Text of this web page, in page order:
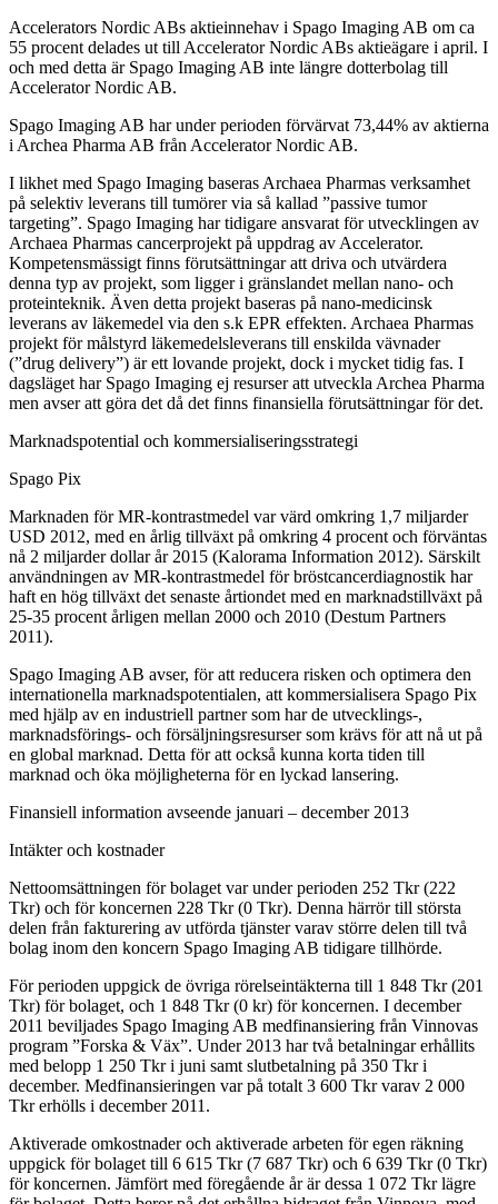
Accelerators Nordic ABs aktieinnehav i Spago Imaging AB om ca
55 procent delades ut till Accelerator Nordic ABs aktieägare i april. I
och med detta är Spago Imaging AB inte längre dotterbolag till
Accelerator Nordic AB.
Spago Imaging AB har under perioden förvärvat 73,44% av aktierna
i Archea Pharma AB från Accelerator Nordic AB.
I likhet med Spago Imaging baseras Archaea Pharmas verksamhet
på selektiv leverans till tumörer via så kallad ”passive tumor
targeting”. Spago Imaging har tidigare ansvarat för utvecklingen av
Archaea Pharmas cancerprojekt på uppdrag av Accelerator.
Kompetensmässigt finns förutsättningar att driva och utvärdera
denna typ av projekt, som ligger i gränslandet mellan nano- och
proteinteknik. Även detta projekt baseras på nano-medicinsk
leverans av läkemedel via den s.k EPR effekten. Archaea Pharmas
projekt för målstyrd läkemedelsleverans till enskilda vävnader
(”drug delivery”) är ett lovande projekt, dock i mycket tidig fas. I
dagsläget har Spago Imaging ej resurser att utveckla Archea Pharma
men avser att göra det då det finns finansiella förutsättningar för det.
Marknadspotential och kommersialiseringsstrategi
Spago Pix
Marknaden för MR-kontrastmedel var värd omkring 1,7 miljarder
USD 2012, med en årlig tillväxt på omkring 4 procent och förväntas
nå 2 miljarder dollar år 2015 (Kalorama Information 2012). Särskilt
användningen av MR-kontrastmedel för bröstcancerdiagnostik har
haft en hög tillväxt det senaste årtiondet med en marknadstillväxt på
25-35 procent årligen mellan 2000 och 2010 (Destum Partners
2011).
Spago Imaging AB avser, för att reducera risken och optimera den
internationella marknadspotentialen, att kommersialisera Spago Pix
med hjälp av en industriell partner som har de utvecklings-,
marknadsförings- och försäljningsresurser som krävs för att nå ut på
en global marknad. Detta för att också kunna korta tiden till
marknad och öka möjligheterna för en lyckad lansering.
Finansiell information avseende januari – december 2013
Intäkter och kostnader
Nettoomsättningen för bolaget var under perioden 252 Tkr (222
Tkr) och för koncernen 228 Tkr (0 Tkr). Denna härrör till största
delen från fakturering av utförda tjänster varav större delen till två
bolag inom den koncern Spago Imaging AB tidigare tillhörde.
För perioden uppgick de övriga rörelseintäkterna till 1 848 Tkr (201
Tkr) för bolaget, och 1 848 Tkr (0 kr) för koncernen. I december
2011 beviljades Spago Imaging AB medfinansiering från Vinnovas
program ”Forska & Väx”. Under 2013 har två betalningar erhållits
med belopp 1 250 Tkr i juni samt slutbetalning på 350 Tkr i
december. Medfinansieringen var på totalt 3 600 Tkr varav 2 000
Tkr erhölls i december 2011.
Aktiverade omkostnader och aktiverade arbeten för egen räkning
uppgick för bolaget till 6 615 Tkr (7 687 Tkr) och 6 639 Tkr (0 Tkr)
för koncernen. Jämfört med föregående år är dessa 1 072 Tkr lägre